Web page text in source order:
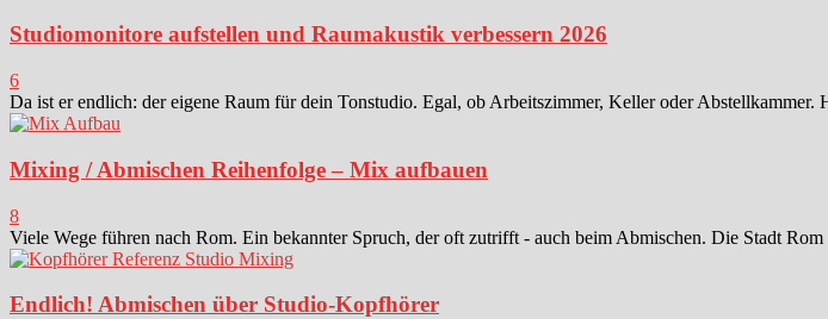
Studiomonitore aufstellen und Raumakustik verbessern 2026
6
Da ist er endlich: der eigene Raum für dein Tonstudio. Egal, ob Arbeitszimmer, Keller oder Abstellkammer.
Mixing / Abmischen Reihenfolge – Mix aufbauen
8
Viele Wege führen nach Rom. Ein bekannter Spruch, der oft zutrifft - auch beim Abmischen. Die Stadt
Endlich! Abmischen über Studio-Kopfhörer